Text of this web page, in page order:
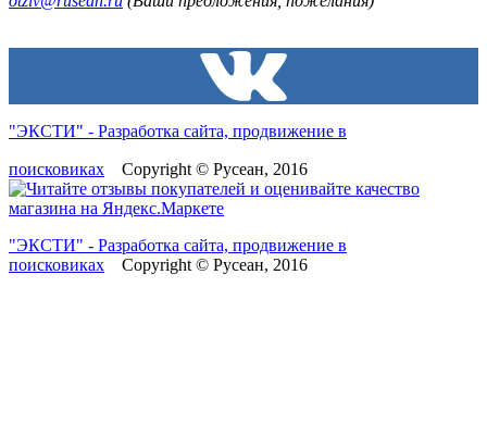
"ЭКСТИ" - Разработка сайта, продвижение в
поисковиках Copyright © Русеан, 2016
"ЭКСТИ" - Разработка сайта, продвижение в
поисковиках Copyright © Русеан, 2016